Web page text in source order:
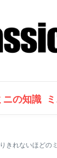
ニの知識
きれないほどの